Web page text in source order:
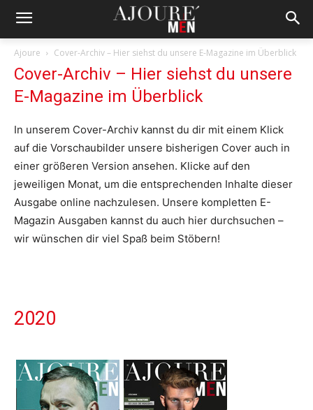
Ajoure Cover-Archiv – Hier siehst du unsere E-Magazine im Überblick
Cover-Archiv – Hier siehst du unsere
E-Magazine im Überblick
In unserem Cover-Archiv kannst du dir mit einem Klick
auf die Vorschaubilder unsere bisherigen Cover auch in
einer größeren Version ansehen. Klicke auf den
jeweiligen Monat, um die entsprechenden Inhalte dieser
Ausgabe online nachzulesen. Unsere kompletten E-
Magazin Ausgaben kannst du auch hier durchsuchen –
wir wünschen dir viel Spaß beim Stöbern!
2020